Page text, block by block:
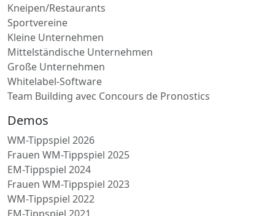
Kneipen/Restaurants
Sportvereine
Kleine Unternehmen
Mittelständische Unternehmen
Große Unternehmen
Whitelabel-Software
Team Building avec Concours de Pronostics
Demos
WM-Tippspiel 2026
Frauen WM-Tippspiel 2025
EM-Tippspiel 2024
Frauen WM-Tippspiel 2023
WM-Tippspiel 2022